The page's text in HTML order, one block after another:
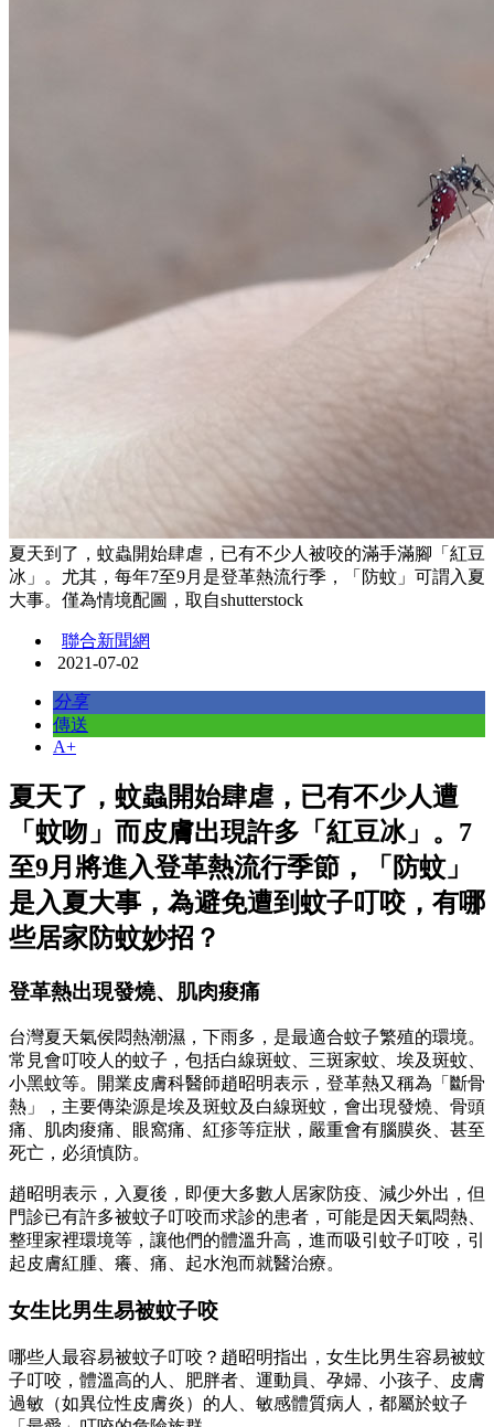
夏天到了，蚊蟲開始肆虐，已有不少人被咬的滿手滿腳「紅豆
冰」。尤其，每年7至9月是登革熱流行季，「防蚊」可謂入夏
大事。僅為情境配圖，取自shutterstock
聯合新聞網
2021-07-02
分享
傳送
A+
夏天了，蚊蟲開始肆虐，已有不少人遭
「蚊吻」而皮膚出現許多「紅豆冰」。7
至9月將進入登革熱流行季節，「防蚊」
是入夏大事，為避免遭到蚊子叮咬，有哪
些居家防蚊妙招？
登革熱出現發燒、肌肉痠痛
台灣夏天氣侯悶熱潮濕，下雨多，是最適合蚊子繁殖的環境。
常見會叮咬人的蚊子，包括白線斑蚊、三斑家蚊、埃及斑蚊、
小黑蚊等。開業皮膚科醫師趙昭明表示，登革熱又稱為「斷骨
熱」，主要傳染源是埃及斑蚊及白線斑蚊，會出現發燒、骨頭
痛、肌肉痠痛、眼窩痛、紅疹等症狀，嚴重會有腦膜炎、甚至
死亡，必須慎防。
趙昭明表示，入夏後，即便大多數人居家防疫、減少外出，但
門診已有許多被蚊子叮咬而求診的患者，可能是因天氣悶熱、
整理家裡環境等，讓他們的體溫升高，進而吸引蚊子叮咬，引
起皮膚紅腫、癢、痛、起水泡而就醫治療。
女生比男生易被蚊子咬
哪些人最容易被蚊子叮咬？趙昭明指出，女生比男生容易被蚊
子叮咬，體溫高的人、肥胖者、運動員、孕婦、小孩子、皮膚
過敏（如異位性皮膚炎）的人、敏感體質病人，都屬於蚊子